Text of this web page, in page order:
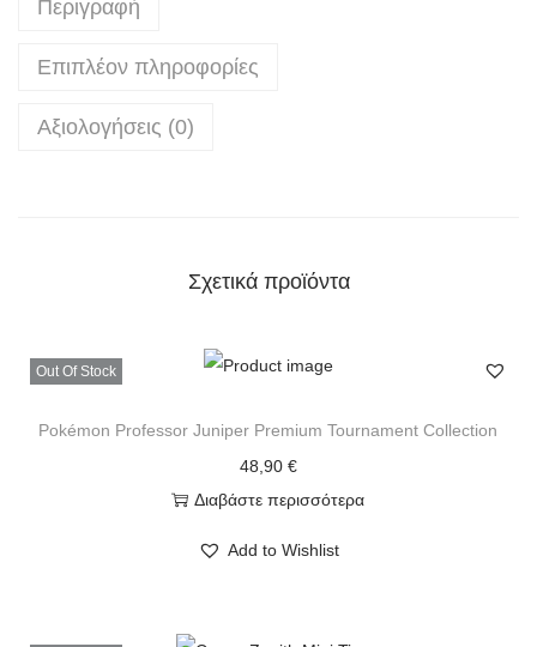
Περιγραφή
Επιπλέον πληροφορίες
Αξιολογήσεις (0)
Σχετικά προϊόντα
Out Of Stock
Pokémon Professor Juniper Premium Tournament Collection
48,90 €
Διαβάστε περισσότερα
Add to Wishlist